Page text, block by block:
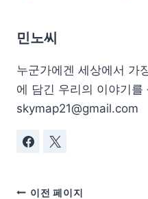
민노씨
누군가에겐 세상에서 가
에 담긴 우리의 이야기를
skymap21@gmail.com
이전 페이지